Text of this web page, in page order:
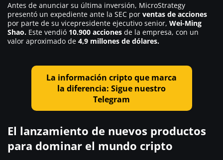
Antes de anunciar su última inversión, MicroStrategy
presentó un expediente ante la SEC por ventas de acciones
por parte de su vicepresidente ejecutivo senior, Wei-Ming
Shao. Este vendió 10.900 acciones de la empresa, con un
valor aproximado de 4,9 millones de dólares.
La información cripto que marca
la diferencia: Sigue nuestro
Telegram
El lanzamiento de nuevos productos
para dominar el mundo cripto